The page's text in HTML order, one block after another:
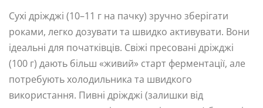
Сухі дріжджі (10–11 г на пачку) зручно зберігати
роками, легко дозувати та швидко активувати. Вони
ідеальні для початківців. Свіжі пресовані дріжджі
(100 г) дають більш «живий» старт ферментації, але
потребують холодильника та швидкого
використання. Пивні дріжджі (залишки від